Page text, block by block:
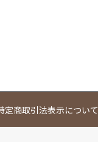
定商取引法表示について